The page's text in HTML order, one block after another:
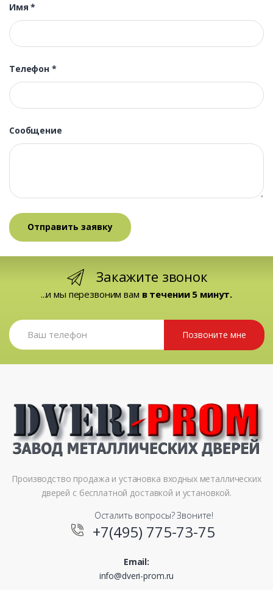
Имя*
Телефон *
Сообщение
Закажите звонок
...и мы перезвоним вам в течении 5 минут.
Позвоните мне
Производство продажа и установка входных металлических
дверей с бесплатной доставкой и установкой.
Осталить вопросы? Звоните!
+7(495) 775-73-75
Email:
info@dveri-prom.ru